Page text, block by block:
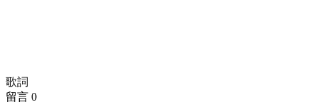
歌詞
留言 0